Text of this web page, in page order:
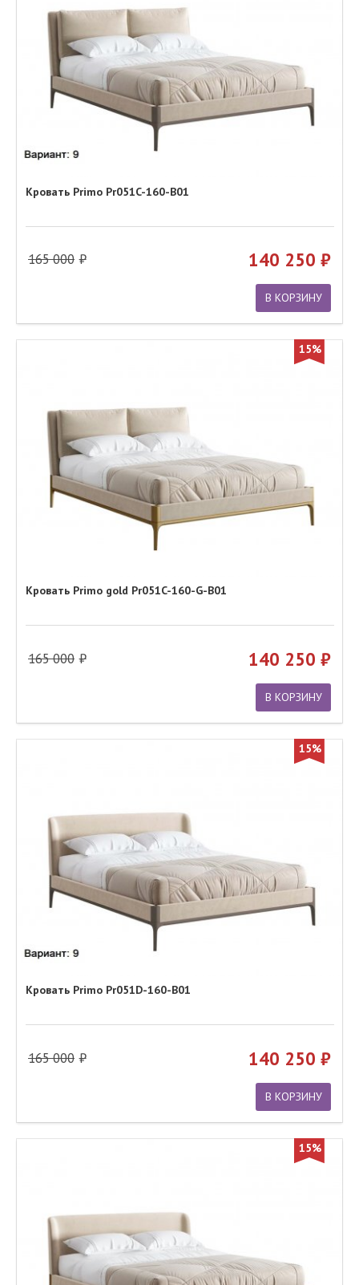
Кровать Primo Pr051C-160-B01
165 000 140 250
В КОРЗИНУ
15%
Кровать Primo gold Pr051C-160-G-B01
165 000 140 250
В КОРЗИНУ
15%
Кровать Primo Pr051D-160-B01
165 000 140 250
В КОРЗИНУ
15%